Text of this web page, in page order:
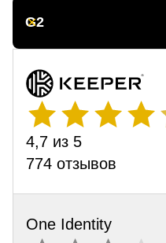
G2
4,7 из 5
774 отзывов
One Identity